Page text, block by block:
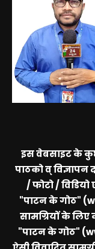
इस वेबसाइट के कुछ
पाठको व् विज्ञापन
/ फोटो /
"पाटन के गोठ"
सामग्रियों के लिए
"पाटन के गोठ"